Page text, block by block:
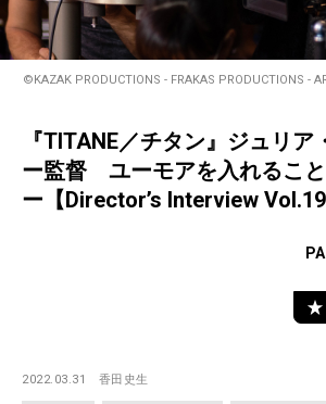
©KAZAK PRODUCTIONS - FRAKAS PRODUCTIONS -
『TITANE／チタン』ジュリア
ー監督 ユーモアを入れるこ
ー【Director’s Interview
2022.03.31 香田史生